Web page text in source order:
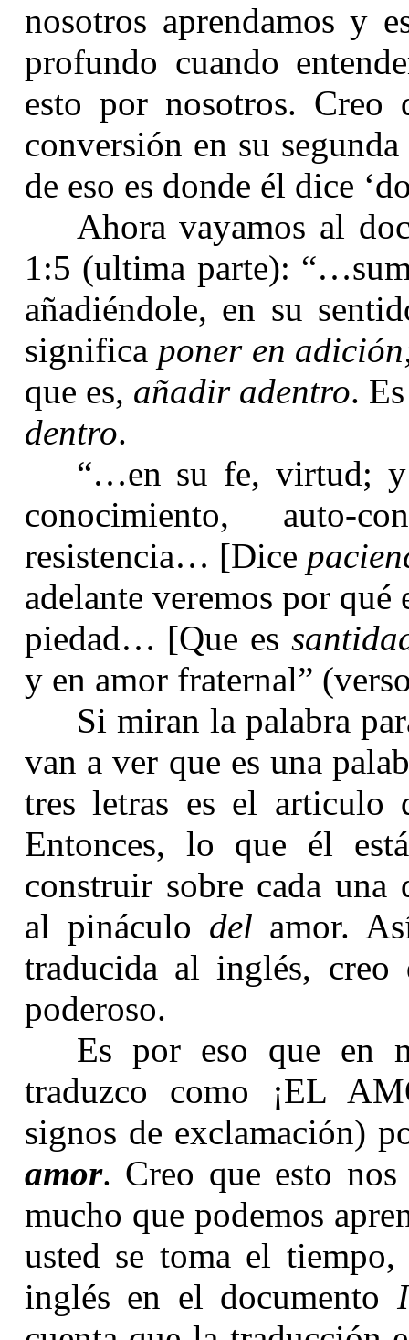
nosotros aprendamos y
profundo cuando
esto por nosotros. Creo
conversión en su
de eso es donde él dice
Ahora vayamos al
1:5 (ultima parte): “…
añadiéndole, en su
significa poner en
que es, añadir adentro.
dentro.
“…en su fe, virtud;
conocimiento,
resistencia… [Dice
adelante veremos por qué
piedad… [Que es
y en amor fraternal”
Si miran la palabra
van a ver que es una
tres letras es el
Entonces, lo que él
construir sobre cada una
al pináculo del amor.
traducida al inglés,
poderoso.
Es por eso que en
traduzco como ¡EL
signos de exclamación)
amor. Creo que esto
mucho que podemos
usted se toma el
inglés en el documento